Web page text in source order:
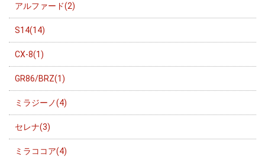
アルファード(2)
S14(14)
CX-8(1)
GR86/BRZ(1)
ミラジーノ(4)
セレナ(3)
ミラココア(4)